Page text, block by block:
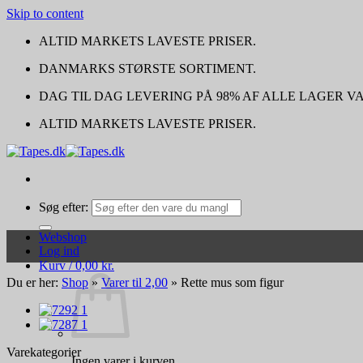
Skip to content
ALTID MARKETS LAVESTE PRISER.
DANMARKS STØRSTE SORTIMENT.
DAG TIL DAG LEVERING PÅ 98% AF ALLE LAGER
ALTID MARKETS LAVESTE PRISER.
Søg efter:
Log ind
Kurv /0,00kr.
Webshop
Du er her: Shop » Varer til 2,00 » Rette mus som figur
Varekategorier